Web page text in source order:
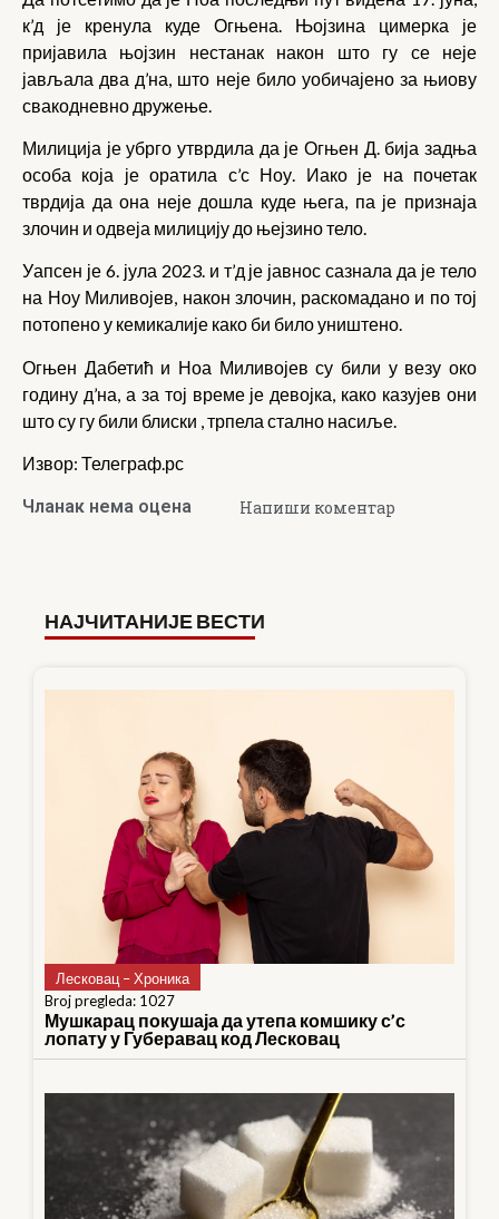
к’д је кренула куде Огњена. Њојзина цимерка је
пријавила њојзин нестанак након што гу се неје
јављала два д’на, што неје било уобичајено за њиову
свакодневно дружење.
Милиција је убрго утврдила да је Огњен Д. бија задња
особа која је оратила с’с Ноу. Иако је на почетак
тврдија да она неје дошла куде њега, па је признаја
злочин и одвеја милицију до њејзино тело.
Уапсен је 6. јула 2023. и т’д је јавнос сазнала да је тело
на Ноу Миливојев, након злочин, раскомадано и по тој
потопено у кемикалије како би било уништено.
Огњен Дабетић и Ноа Миливојев су били у везу око
годину д’на, а за тој време је девојка, како казујев они
што су гу били блиски , трпела стално насиље.
Извор: Телеграф.рс
Чланак нема оцена Напиши коментар
НАЈЧИТАНИЈЕ ВЕСТИ
Лесковац – Хроника
Broj pregleda: 1027
Мушкарац покушаја да утепа комшику с’с
лопату у Губеравац код Лесковац